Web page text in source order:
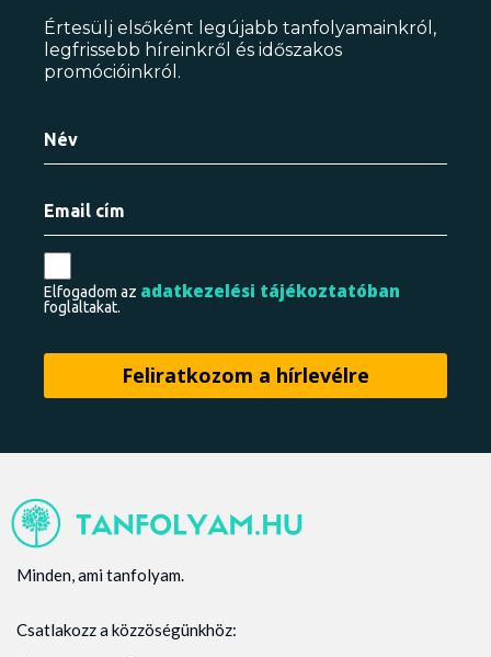
Értesülj elsőként legújabb tanfolyamainkról,
legfrissebb híreinkről és időszakos
promócióinkról.
Elfogadom az adatkezelési tájékoztatóban
foglaltakat.
Minden, ami tanfolyam.
Csatlakozz a közzöségünkhöz: